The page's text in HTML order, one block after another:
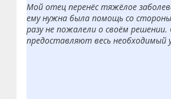
Мой отец перенёс тяжёлое
ему нужна была помощь со
разу не пожалели о своём
предоставляют весь необходимый